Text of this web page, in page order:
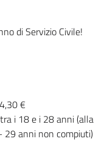
di Servizio Civile!
€
i 18 e i 28 anni (alla
29 anni non compiuti)